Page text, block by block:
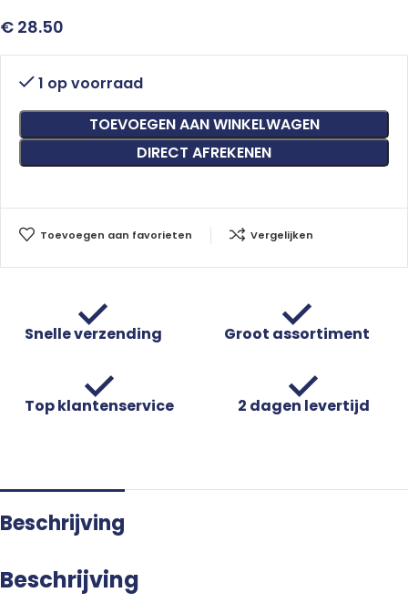
€ 28.50
1 op voorraad
TOEVOEGEN AAN WINKELWAGEN
DIRECT AFREKENEN
Toevoegen aan favorieten Vergelijken
Snelle verzending Groot assortiment
Top klantenservice 2 dagen levertijd
Beschrijving
Beschrijving